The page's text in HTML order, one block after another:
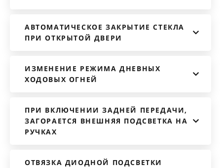
АВТОМАТИЧЕСКОЕ ЗАКРЫТИЕ СТЕКЛА
ПРИ ОТКРЫТОЙ ДВЕРИ
ИЗМЕНЕНИЕ РЕЖИМА ДНЕВНЫХ
ХОДОВЫХ ОГНЕЙ
ПРИ ВКЛЮЧЕНИИ ЗАДНЕЙ ПЕРЕДАЧИ,
ЗАГОРАЕТСЯ ВНЕШНЯЯ ПОДСВЕТКА НА
РУЧКАХ
ОТВЯЗКА ДИОДНОЙ ПОДСВЕТКИ